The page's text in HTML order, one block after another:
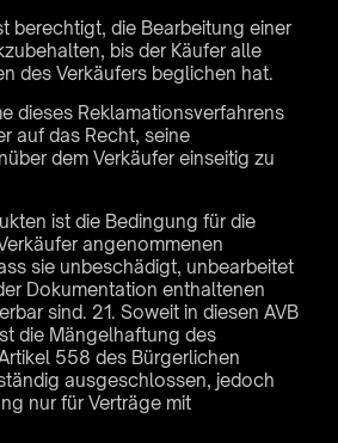
berechtigt, die Bearbeitung einer
bis der Käufer alle
des Verkäufers beglichen hat.
dieses Reklamationsverfahrens
auf das Recht, seine
dem Verkäufer einseitig zu
ist die Bedingung für die
angenommenen
sie unbeschädigt, unbearbeitet
Dokumentation enthaltenen
sind. 21. Soweit in diesen AVB
die Mängelhaftung des
558 des Bürgerlichen
ausgeschlossen, jedoch
nur für Verträge mit